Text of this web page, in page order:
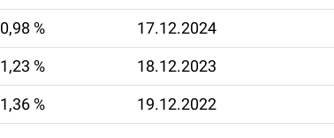
0,98 % 17.12.2024
1,23 % 18.12.2023
1,36 % 19.12.2022